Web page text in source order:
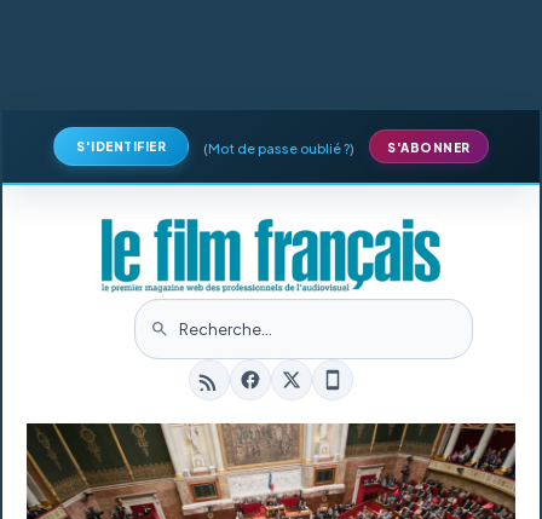
S'IDENTIFIER (Mot de passe oublié ?) S'ABONNER